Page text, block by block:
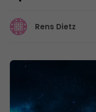
Rens Dietz